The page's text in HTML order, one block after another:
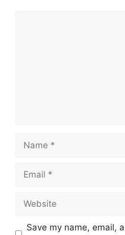
Save my name, email,